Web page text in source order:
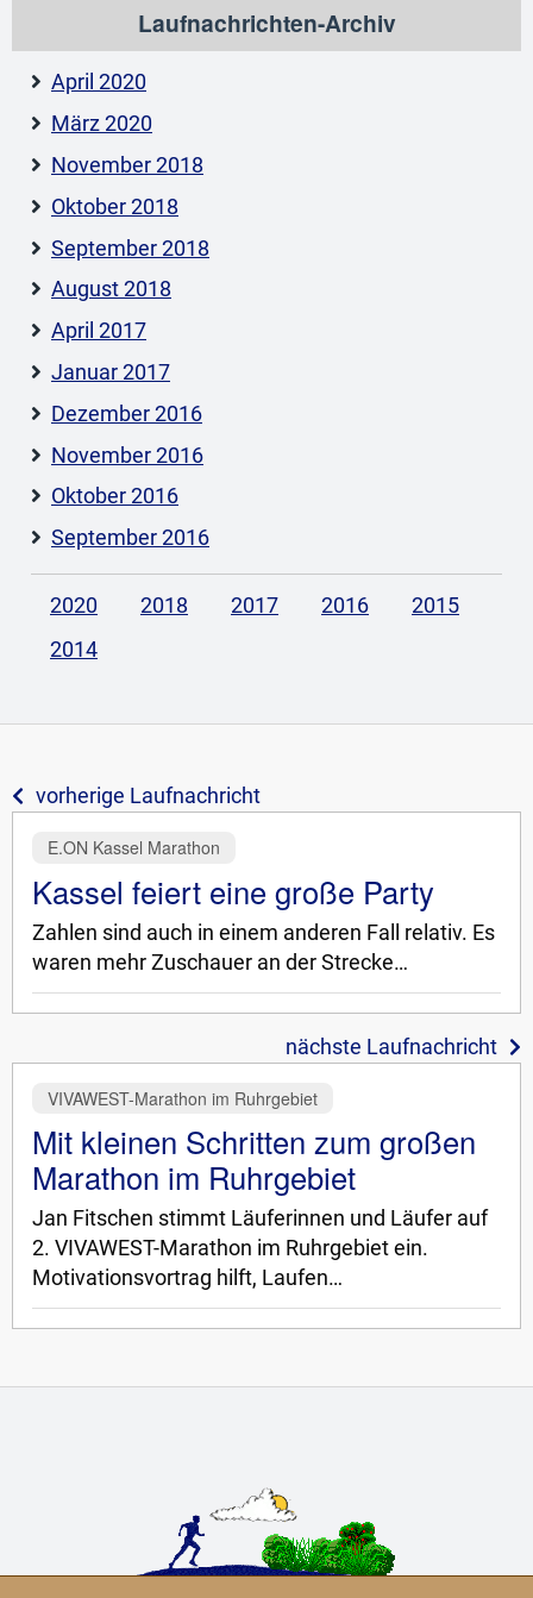
Laufnachrichten-Archiv
April 2020
März 2020
November 2018
Oktober 2018
September 2018
August 2018
April 2017
Januar 2017
Dezember 2016
November 2016
Oktober 2016
September 2016
2020 2018 2017 2016
2015
2014
vorherige Laufnachricht
E.ON Kassel Marathon
Kassel feiert eine große Party
Zahlen sind auch in einem anderen Fall relativ. Es
waren mehr Zuschauer an der Strecke…
nächste Laufnachricht
VIVAWEST-Marathon im Ruhrgebiet
Mit kleinen Schritten zum großen
Marathon im Ruhrgebiet
Jan Fitschen stimmt Läuferinnen und Läufer auf
2. VIVAWEST-Marathon im Ruhrgebiet ein.
Motivationsvortrag hilft, Laufen…